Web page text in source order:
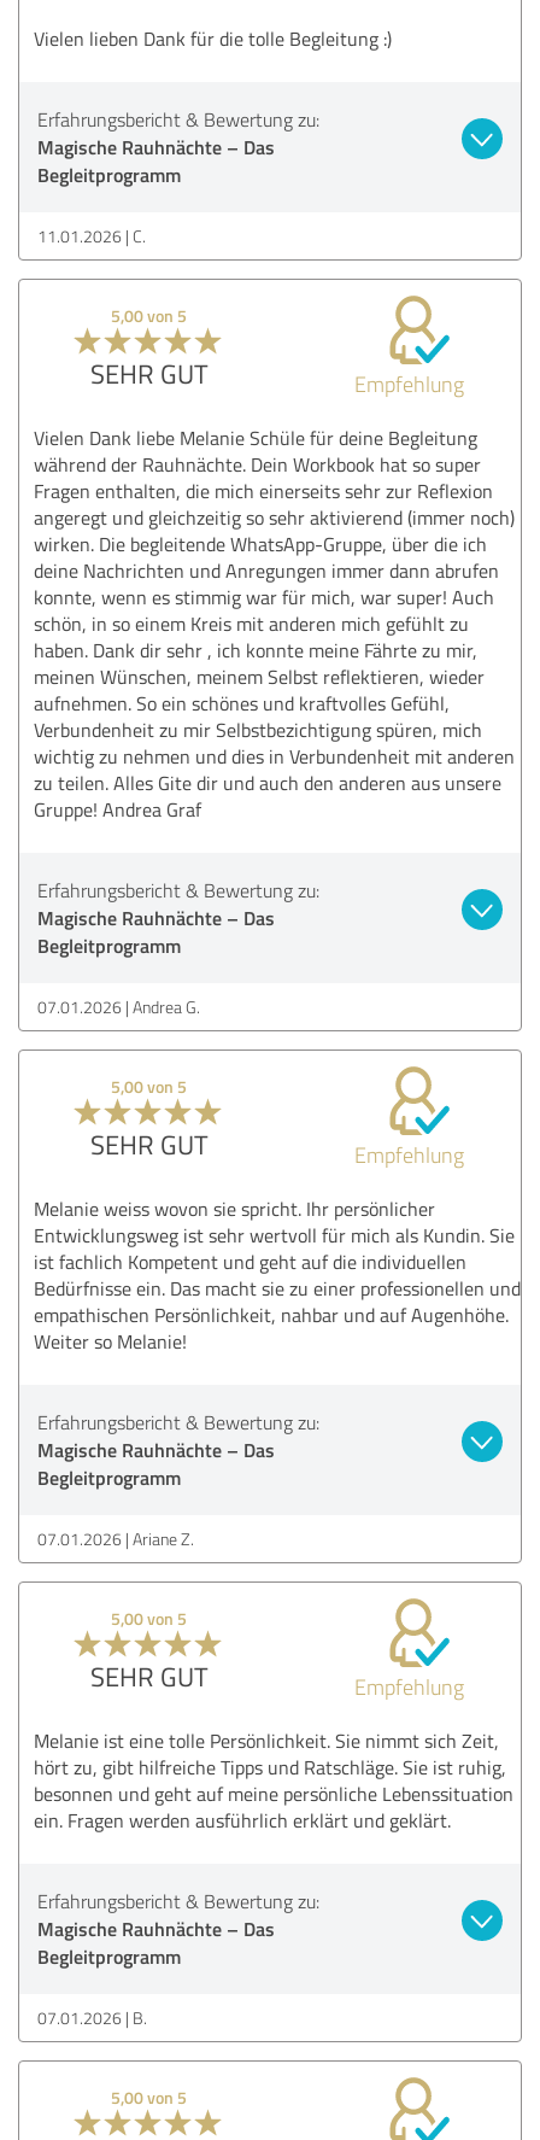
Vielen lieben Dank für die tolle Begleitung :)
Erfahrungsbericht & Bewertung zu:
Magische Rauhnächte – Das
Begleitprogramm
11.01.2026 C.
5,00 von 5
SEHR GUT Empfehlung
Vielen Dank liebe Melanie Schüle für deine Begleitung
während der Rauhnächte. Dein Workbook hat so super
Fragen enthalten, die mich einerseits sehr zur Reflexion
angeregt und gleichzeitig so sehr aktivierend (immer noch)
wirken. Die begleitende WhatsApp-Gruppe, über die ich
deine Nachrichten und Anregungen immer dann abrufen
konnte, wenn es stimmig war für mich, war super! Auch
schön, in so einem Kreis mit anderen mich gefühlt zu
haben. Dank dir sehr , ich konnte meine Fährte zu mir,
meinen Wünschen, meinem Selbst reflektieren, wieder
aufnehmen. So ein schönes und kraftvolles Gefühl,
Verbundenheit zu mir Selbstbezichtigung spüren, mich
wichtig zu nehmen und dies in Verbundenheit mit anderen
zu teilen. Alles Gite dir und auch den anderen aus unsere
Gruppe! Andrea Graf
Erfahrungsbericht & Bewertung zu:
Magische Rauhnächte – Das
Begleitprogramm
07.01.2026 Andrea G.
5,00 von 5
SEHR GUT Empfehlung
Melanie weiss wovon sie spricht. Ihr persönlicher
Entwicklungsweg ist sehr wertvoll für mich als Kundin. Sie
ist fachlich Kompetent und geht auf die individuellen
Bedürfnisse ein. Das macht sie zu einer professionellen und
empathischen Persönlichkeit, nahbar und auf Augenhöhe.
Weiter so Melanie!
Erfahrungsbericht & Bewertung zu:
Magische Rauhnächte – Das
Begleitprogramm
07.01.2026 Ariane Z.
5,00 von 5
SEHR GUT Empfehlung
Melanie ist eine tolle Persönlichkeit. Sie nimmt sich Zeit,
hört zu, gibt hilfreiche Tipps und Ratschläge. Sie ist ruhig,
besonnen und geht auf meine persönliche Lebenssituation
ein. Fragen werden ausführlich erklärt und geklärt.
Erfahrungsbericht & Bewertung zu:
Magische Rauhnächte – Das
Begleitprogramm
07.01.2026 B.
5,00 von 5